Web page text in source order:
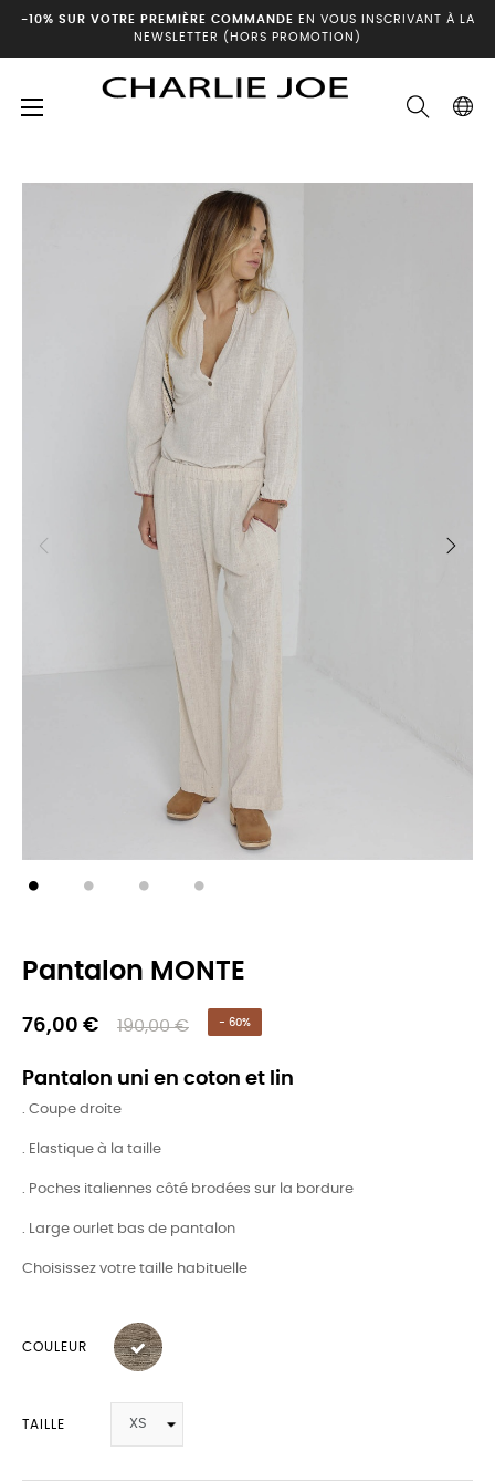
-10% SUR VOTRE PREMIÈRE COMMANDE EN VOUS INSCRIVANT À LA
NEWSLETTER (HORS PROMOTION)
Basculer
☰
Accueil
Pantalon MONTE
76,00 € 190,00 € - 60%
Pantalon uni en coton et lin
. Coupe droite
. Elastique à la taille
. Poches italiennes côté brodées sur la bordure
. Large ourlet bas de pantalon
Choisissez votre taille habituelle
COULEUR
TAILLE